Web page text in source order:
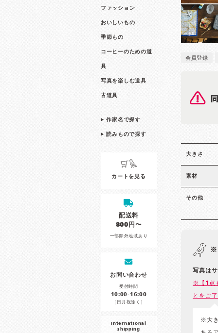
ファッション
おいしいもの
季節もの
コーヒーのための道
具
写真を楽しむ道具
古道具
作家名で探す
読みもので探す
カートを見る
配送料
800円〜
一部除外地域あり
お問い合わせ
受付時間
10:00-16:00
［日月祝除く］
international
shipping
会員登録
大きさ
素材
その他
※
写真は
※【1点
とをご
※大